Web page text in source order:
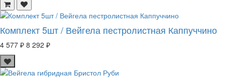
Комплект 5шт / Вейгела пестролистная Каппуччино
4 577 ₽ 8 292 ₽